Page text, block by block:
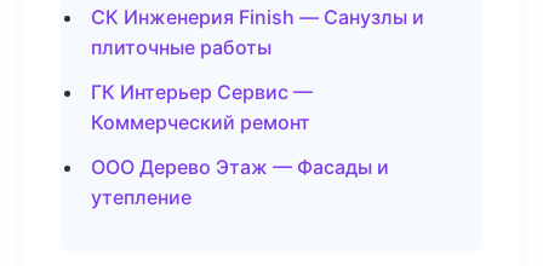
СК Инженерия Finish — Санузлы и
плиточные работы
ГК Интерьер Сервис —
Коммерческий ремонт
ООО Дерево Этаж — Фасады и
утепление